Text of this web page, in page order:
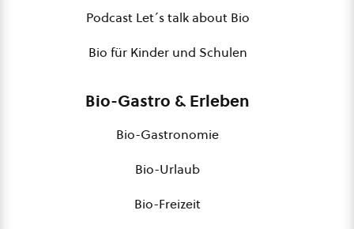
Podcast Let´s talk about Bio
Bio für Kinder und Schulen
Bio-Gastro & Erleben
Bio-Gastronomie
Bio-Urlaub
Bio-Freizeit